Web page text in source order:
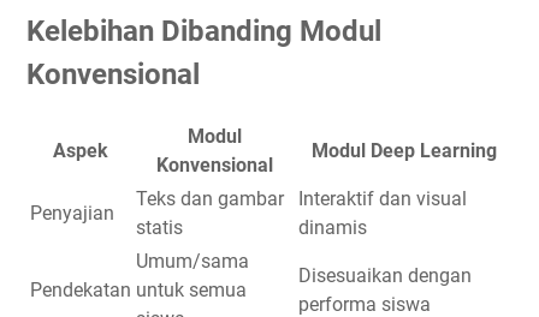
Kelebihan Dibanding Modul
Konvensional
Aspek
Modul
Konvensional
Modul Deep Learning
Penyajian
Teks dan gambar
statis
Interaktif dan visual
dinamis
Pendekatan
Umum/sama
untuk semua
Disesuaikan dengan
performa siswa